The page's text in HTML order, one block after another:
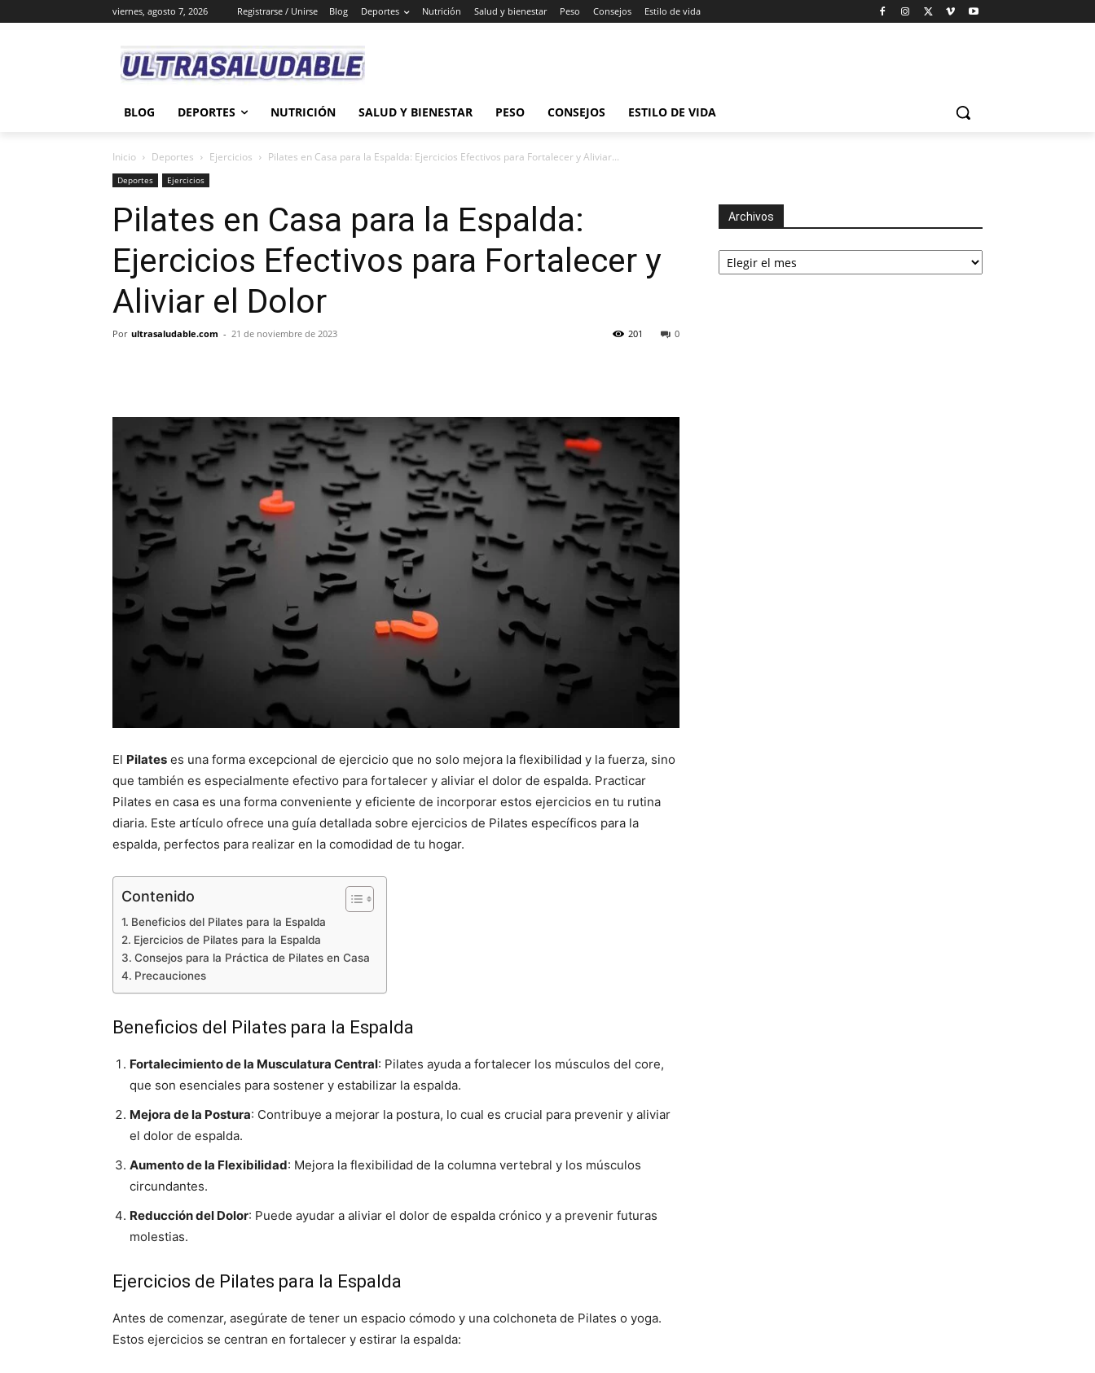
viernes, agosto 7, 2026 Registrarse / Unirse Blog Deportes Nutrición Salud y bienestar Peso Consejos Estilo de vida
BLOG DEPORTES NUTRICIÓN SALUD Y BIENESTAR PESO CONSEJOS ESTILO DE VIDA
Inicio Deportes Ejercicios Pilates en Casa para la Espalda: Ejercicios Efectivos para Fortalecer y Aliviar...
Deportes Ejercicios
Pilates en Casa para la Espalda:
Ejercicios Efectivos para Fortalecer y
Aliviar el Dolor
Por ultrasaludable.com - 21 de noviembre de 2023 0
201
El Pilates es una forma excepcional de ejercicio que no solo mejora la flexibilidad y la fuerza, sino
que también es especialmente efectivo para fortalecer y aliviar el dolor de espalda. Practicar
Pilates en casa es una forma conveniente y eficiente de incorporar estos ejercicios en tu rutina
diaria. Este artículo ofrece una guía detallada sobre ejercicios de Pilates específicos para la
espalda, perfectos para realizar en la comodidad de tu hogar.
Contenido
Beneficios del Pilates para la Espalda
Ejercicios de Pilates para la Espalda
Consejos para la Práctica de Pilates en Casa
Precauciones
Beneficios del Pilates para la Espalda
Fortalecimiento de la Musculatura Central: Pilates ayuda a fortalecer los músculos del core,
que son esenciales para sostener y estabilizar la espalda.
Mejora de la Postura: Contribuye a mejorar la postura, lo cual es crucial para prevenir y aliviar
el dolor de espalda.
Aumento de la Flexibilidad: Mejora la flexibilidad de la columna vertebral y los músculos
circundantes.
Reducción del Dolor: Puede ayudar a aliviar el dolor de espalda crónico y a prevenir futuras
molestias.
Ejercicios de Pilates para la Espalda
Antes de comenzar, asegúrate de tener un espacio cómodo y una colchoneta de Pilates o yoga.
Estos ejercicios se centran en fortalecer y estirar la espalda:
Archivos
Archivos